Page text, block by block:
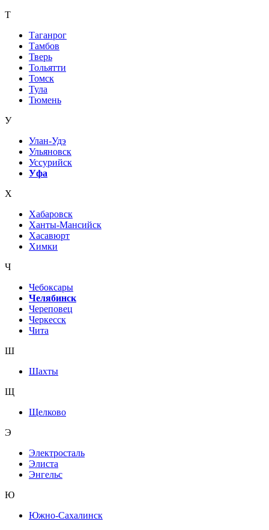
Т
Таганрог
Тамбов
Тверь
Тольятти
Томск
Тула
Тюмень
У
Улан-Удэ
Ульяновск
Уссурийск
Уфа
Х
Хабаровск
Ханты-Мансийск
Хасавюрт
Химки
Ч
Чебоксары
Челябинск
Череповец
Черкесск
Чита
Ш
Шахты
Щ
Щелково
Э
Электросталь
Элиста
Энгельс
Ю
Южно-Сахалинск